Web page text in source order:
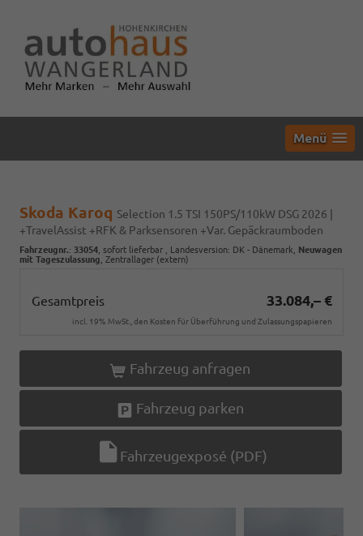
Menü
Skoda Karoq Selection 1.5 TSI 150PS/110kW DSG 2026 |
+TravelAssist +RFK & Parksensoren +Var. Gepäckraumboden
Fahrzeugnr.: 33054 sofort lieferbar , Landesversion: DK - Dänemark, Neuwagen
mit Tageszulassung , Zentrallager (extern)
Gesamtpreis 33.084,– €
incl. 19% MwSt., den Kosten für Überführung und Zulassungspapieren
Fahrzeug anfragen
Fahrzeug parken
Fahrzeugexposé (PDF)